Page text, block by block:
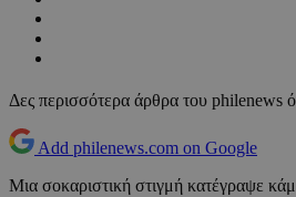
Δες περισσότερα άρθρα του philenews
Add philenews.com on Google
Μια σοκαριστική στιγμή κατέγραψε